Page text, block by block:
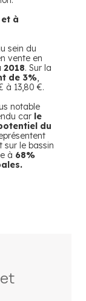
à
sein du
vente en
. Sur la
de 3%,
à 13,80 €.
notable
car le
du
sur le bassin
à 68%